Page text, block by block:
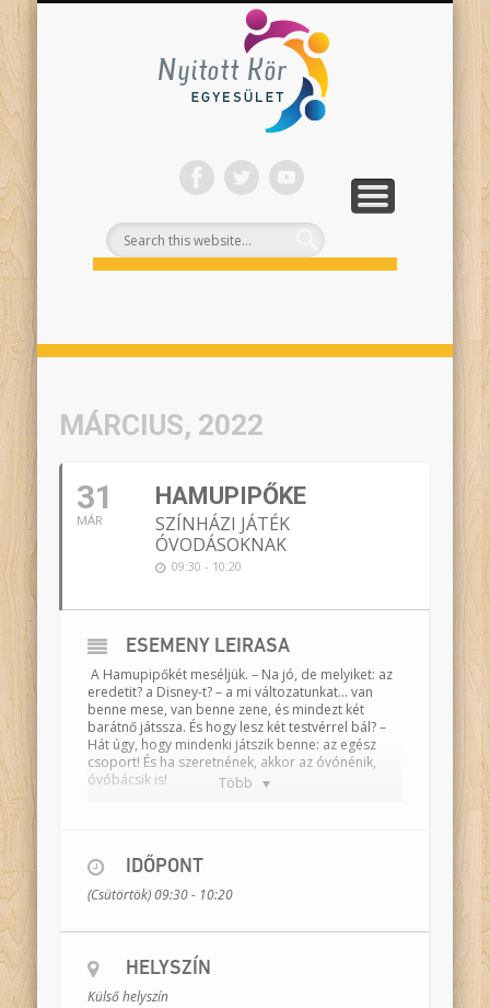
SZÍNHÁZI NEVELÉS
ONLINE PROGRAMJAINK
FELNŐTTEKNEK
PROJEKTEK
RÓLUNK
TÁMOGASS!
MÁRCIUS, 2022
31
MÁR
HAMUPIPŐKE
SZÍNHÁZI JÁTÉK
ÓVODÁSOKNAK
09:30 - 10:20
Több
ESEMÉNY LEÍRÁSA
A Hamupipőkét meséljük. – Na jó, de melyiket: az
eredetit? a Disney-t? – a mi változatunkat… van
benne mese, van benne zene, és mindezt két
barátnő játssza. És hogy lesz két testvérrel bál? –
Hát úgy, hogy mindenki játszik benne: az egész
csoport! És ha szeretnének, akkor az óvónénik,
óvóbácsik is!
három este van bál, vagy csak egy este, hogy
tündérkeresztanya, vagy madár és megtaláljuk a
MI változatunkat. Mindezt a gyerekekkel közösen.
Játsszák:Császár Réka, Kecskés Anna
Rendező:Meszlényi–Bodnár Zoltán
IDŐPONT
(Csütörtök) 09:30 - 10:20
HELYSZÍN
Külső helyszín